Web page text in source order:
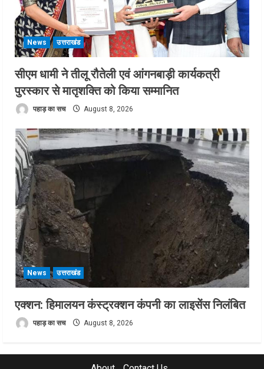
News उत्तराखंड
सीएम धामी ने तीलू रौतेली एवं आंगनबाड़ी कार्यकत्री
पुरस्कार से मातृशक्ति को किया सम्मानित
पहाड़ का सच August 8, 2026
News उत्तराखंड
एक्शन: हिमालयन कंस्ट्रक्शन कंपनी का लाइसेंस निलंबित
पहाड़ का सच August 8, 2026